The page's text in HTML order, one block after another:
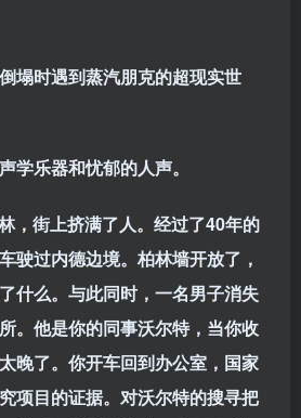
塌时遇到蒸汽朋克的超现实世
学乐器和忧郁的人声。
，街上挤满了人。经过了40年的
驶过内德边境。柏林墙开放了，
什么。与此同时，一名男子消失
。他是你的同事沃尔特，当你收
晚了。你开车回到办公室，国家
项目的证据。对沃尔特的搜寻把